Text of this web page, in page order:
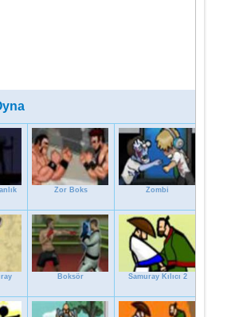
Zor Boks Zombi
Boksör Samuray Kılıcı 2